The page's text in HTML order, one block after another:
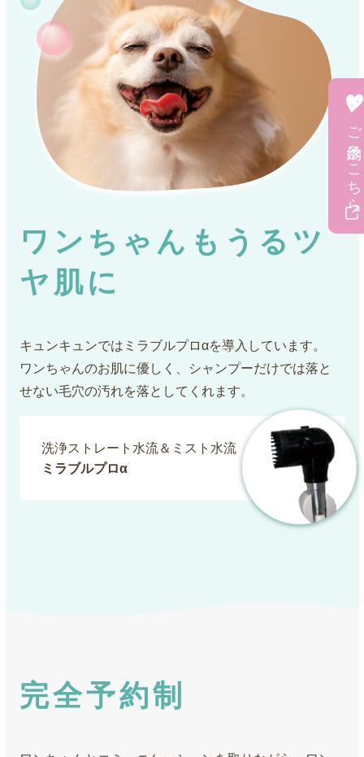
ワンちゃんも うるツ
ヤ肌に
キュンキュンではミラブルプロαを導入しています。
ワンちゃんのお肌に優しく、シャンプーだけでは落と
せない毛穴の汚れを落としてくれます。
洗浄ストレート水流＆ミスト水流
ミラブルプロα
完全予約制
ご予約はこちら